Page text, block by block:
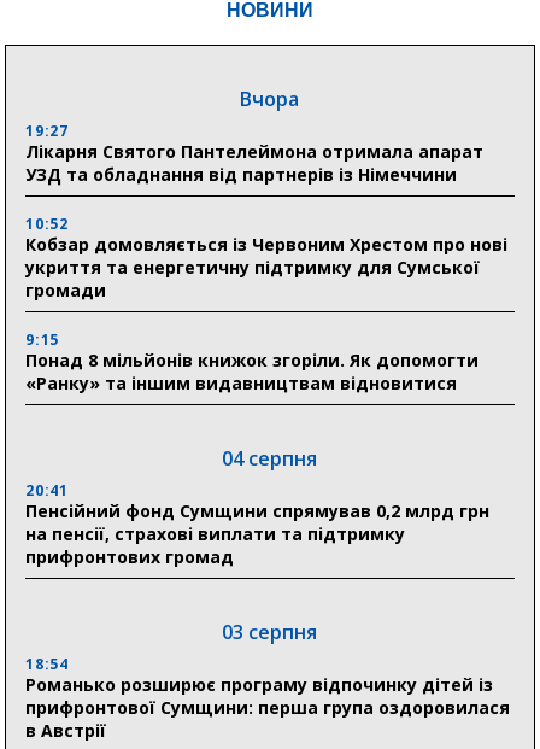
НОВИНИ
Вчора
19:27
Лікарня Святого Пантелеймона отримала апарат
УЗД та обладнання від партнерів із Німеччини
10:52
Кобзар домовляється із Червоним Хрестом про нові
укриття та енергетичну підтримку для Сумської
громади
9:15
Понад 8 мільйонів книжок згоріли. Як допомогти
«Ранку» та іншим видавництвам відновитися
04 серпня
20:41
Пенсійний фонд Сумщини спрямував 0,2 млрд грн
на пенсії, страхові виплати та підтримку
прифронтових громад
03 серпня
18:54
Романько розширює програму відпочинку дітей із
прифронтової Сумщини: перша група оздоровилася
в Австрії